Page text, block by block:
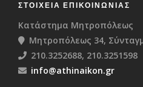
ΣΤΟΙΧΕΊΑ ΕΠΙΚΟΙΝΩΝΊΑΣ
Κατάστημα Μητροπόλεως
Μητροπόλεως 34,
210.3252688, 210.3251598
info@athinaikon.gr